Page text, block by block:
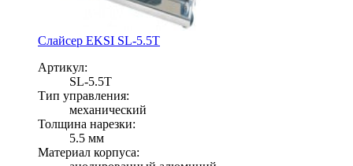
Слайсер EKSI SL-5.5T
Артикул:
SL-5.5T
Тип управления:
механический
Толщина нарезки:
5.5 мм
Материал корпуса: